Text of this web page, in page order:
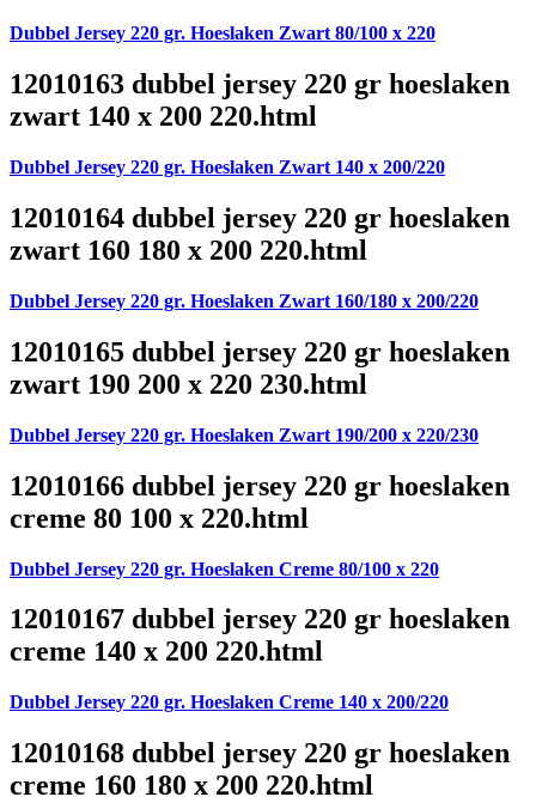
Dubbel Jersey 220 gr. Hoeslaken Zwart 80/100 x 220
12010163 dubbel jersey 220 gr hoeslaken
zwart 140 x 200 220.html
Dubbel Jersey 220 gr. Hoeslaken Zwart 140 x 200/220
12010164 dubbel jersey 220 gr hoeslaken
zwart 160 180 x 200 220.html
Dubbel Jersey 220 gr. Hoeslaken Zwart 160/180 x 200/220
12010165 dubbel jersey 220 gr hoeslaken
zwart 190 200 x 220 230.html
Dubbel Jersey 220 gr. Hoeslaken Zwart 190/200 x 220/230
12010166 dubbel jersey 220 gr hoeslaken
creme 80 100 x 220.html
Dubbel Jersey 220 gr. Hoeslaken Creme 80/100 x 220
12010167 dubbel jersey 220 gr hoeslaken
creme 140 x 200 220.html
Dubbel Jersey 220 gr. Hoeslaken Creme 140 x 200/220
12010168 dubbel jersey 220 gr hoeslaken
creme 160 180 x 200 220.html